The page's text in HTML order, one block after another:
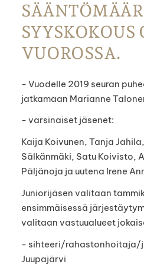
SYYSKOKOUS
VUOROSSA.
- Vuodelle 2019 seuran
jatkamaan Marianne
- varsinaiset jäsenet:
Kaija Koivunen, Tanja
Sälkänmäki, Satu Koivisto,
Päljänoja ja uutena Irene
Juniorijäsen valitaan
ensimmäisessä
valitaan vastuualueet
- sihteeri/rahastonhoitaja/
Juupajärvi